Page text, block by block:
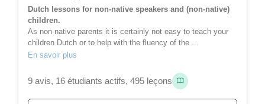
Dutch lessons for non-native speakers and (non-native)
children.
As non-native parents it is certainly not easy to teach your
children Dutch or to help with the fluency of the ...
En savoir plus
9 avis, 16 étudiants actifs, 495 leçons